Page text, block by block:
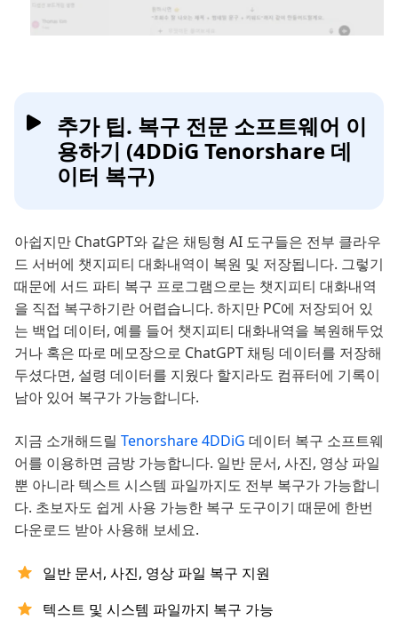
추가 팁. 복구 전문 소프트웨어 이
용하기 (4DDiG Tenorshare 데
이터 복구)
아쉽지만 ChatGPT와 같은 채팅형 AI 도구들은 전부 클라우
드 서버에 챗지피티 대화내역이 복원 및 저장됩니다. 그렇기
때문에 서드 파티 복구 프로그램으로는 챗지피티 대화내역
을 직접 복구하기란 어렵습니다. 하지만 PC에 저장되어 있
는 백업 데이터, 예를 들어 챗지피티 대화내역을 복원해두었
거나 혹은 따로 메모장으로 ChatGPT 채팅 데이터를 저장해
두셨다면, 설령 데이터를 지웠다 할지라도 컴퓨터에 기록이
남아 있어 복구가 가능합니다.
지금 소개해드릴 Tenorshare 4DDiG 데이터 복구 소프트웨
어를 이용하면 금방 가능합니다. 일반 문서, 사진, 영상 파일
뿐 아니라 텍스트 시스템 파일까지도 전부 복구가 가능합니
다. 초보자도 쉽게 사용 가능한 복구 도구이기 때문에 한번
다운로드 받아 사용해 보세요.
일반 문서, 사진, 영상 파일 복구 지원
텍스트 및 시스템 파일까지 복구 가능